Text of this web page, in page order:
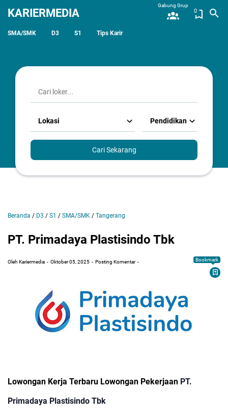
KARIERMEDIA
SMA/SMK D3 S1 Tips Karir
0
Gabung Grup
Lokasi Pendidikan
Cari Sekarang
Beranda / D3 / S1 / SMA/SMK / Tangerang
PT. Primadaya Plastisindo Tbk
Oleh Kariermedia Oktober 05, 2025 Posting Komentar Bookmark
Lowongan Kerja Terbaru Lowongan Pekerjaan PT.
Primadaya Plastisindo Tbk